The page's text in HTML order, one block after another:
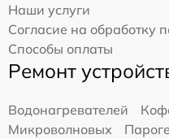
Наши услуги
Согласие на обработку
Способы оплаты
Ремонт
Водонагревателей
Микроволновых